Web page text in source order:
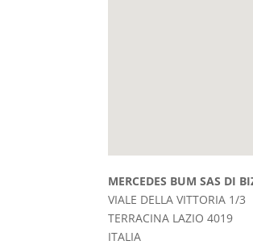
MERCEDES BUM SAS DI
VIALE DELLA VITTORIA 1/3
TERRACINA LAZIO4019
ITALIA